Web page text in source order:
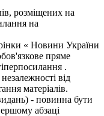
розміщених на
на
« Новини України
пряме
.
від
матеріалів.
- повинна бути
абзаці